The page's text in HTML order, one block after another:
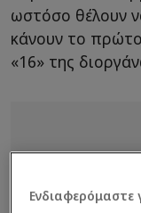
ωστόσο θέλουν
κάνουν το
«16» της